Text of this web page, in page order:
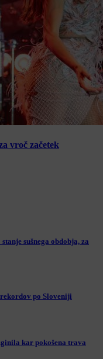
vroč začetek
sušnega obdobja, za
po Sloveniji
kar pokošena trava